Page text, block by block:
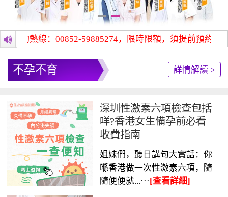
2
咨詢熱線：00852-59885274，限時限額，須提前預約！
不孕不育 詳情解讀 >
深圳性激素六項檢查包括
咩?香港女生備孕前必看
收費指南
姐妹們，聽日講句大實話：你
喺香港做一次性激素六項，隨
隨便便就...··· [查看詳細]